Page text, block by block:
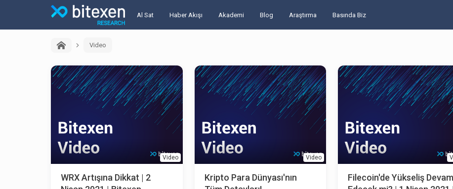
Al Sat Haber Akışı Akademi Blog Araştırma Basında Biz
Video
Video
WRX Artışına Dikkat | 2
Video
Kripto Para Dünyası'nın
Filecoin'de Yükseliş Devam